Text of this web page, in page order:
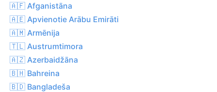
🇦🇫 Afganistāna
🇦🇪 Apvienotie Arābu Emirāti
🇦🇲 Armēnija
🇹🇱 Austrumtimora
🇦🇿 Azerbaidžāna
🇧🇭 Bahreina
🇧🇩 Bangladeša